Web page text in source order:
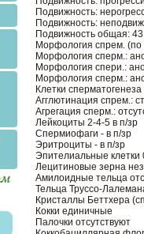
Подвижность:
Подвижность:
Подвижность общая: 43
Морфология спрем.
Морфология сперм.:
Морфология спери.:
Морфология сперм.:
Клетки сперматогенеза
Агглютинация спрем.:
Агрегация сперм.:
Лейкоциты 2-4-5 в п/зр
Спермиофаги - в п/зр
Эритроциты - в п/зр
Эпителиальные клетки
Лецитиновые зерна
Амилоидные тельца
Тельца Труссо-
Кристаллы Беттхера
Кокки единичные
Палочки отсутствуют